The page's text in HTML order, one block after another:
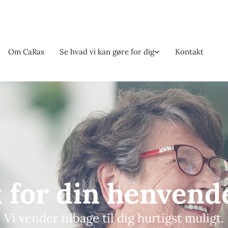
Om CaRas Se hvad vi kan gøre for dig Kontakt
for din
Vi vender tilbage til dig hurtigst muligt.